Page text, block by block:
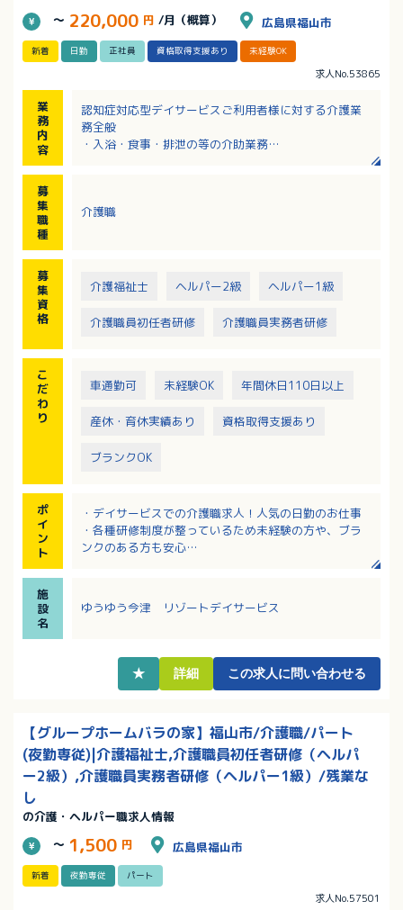
～ 220,000 円 /月（概算） 広島県福山市
新着 日勤 正社員 資格取得支援あり 未経験OK
求人No.53865
業
務
内
容
認知症対応型デイサービスご利用者様に対する介護業
務全般
・入浴・食事・排泄の等の介助業務
募
集
職
種
介護職
募
集
資
格
介護福祉士 ヘルパー2級 ヘルパー1級
介護職員初任者研修 介護職員実務者研修
こ
だ
わ
り
車通勤可 未経験OK 年間休日110日以上
産休・育休実績あり 資格取得支援あり
ブランクOK
ポ
イ
ン
ト
・デイサービスでの介護職求人！人気の日勤のお仕事
・各種研修制度が整っているため未経験の方や、ブラ
ンクのある方も安心
・幅広い世代の方が活躍中
施
設
名
ゆうゆう今津 リゾートデイサービス
★ 詳細 この求人に問い合わせる
【グループホームバラの家】福山市/介護職/パート
(夜勤専従)|介護福祉士,介護職員初任者研修（ヘルパ
ー2級）,介護職員実務者研修（ヘルパー1級）/残業な
し
の介護・ヘルパー職求人情報
～ 1,500 円 広島県福山市
新着 夜勤専従 パート
求人No.57501